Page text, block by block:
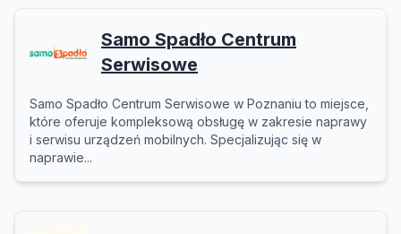
Samo Spadło Centrum
Serwisowe
Samo Spadło Centrum Serwisowe w Poznaniu to miejsce,
które oferuje kompleksową obsługę w zakresie naprawy
i serwisu urządzeń mobilnych. Specjalizując się w
naprawie...